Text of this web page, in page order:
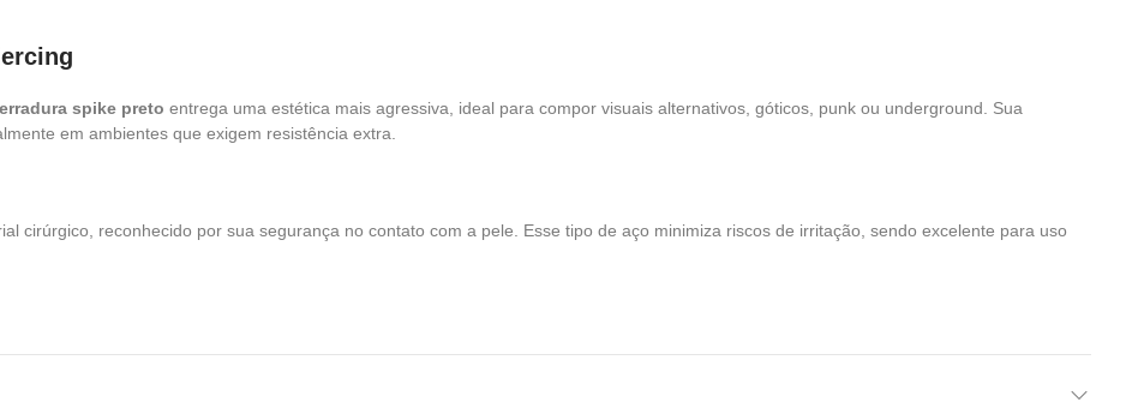
spike preto entrega uma estética mais agressiva, ideal para compor visuais alternativos, góticos, punk ou underground. Sua
em ambientes que exigem resistência extra.
cirúrgico, reconhecido por sua segurança no contato com a pele. Esse tipo de aço minimiza riscos de irritação, sendo excelente para uso